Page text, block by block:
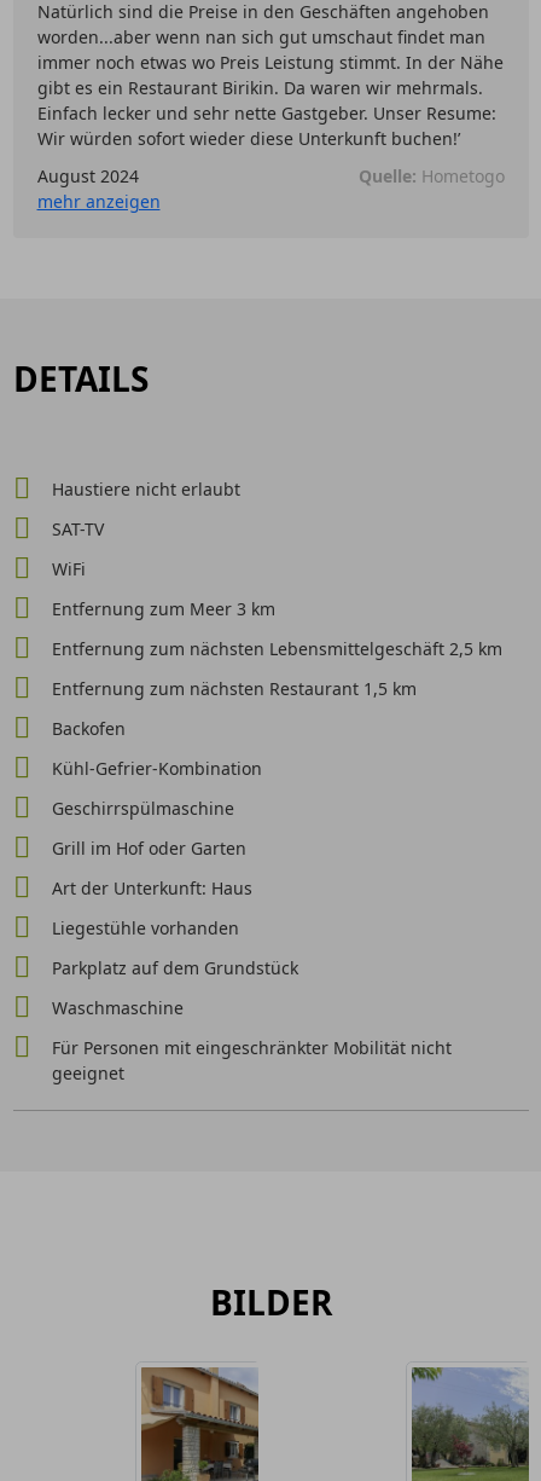
Natürlich sind die Preise in den Geschäften angehoben
worden...aber wenn nan sich gut umschaut findet man
immer noch etwas wo Preis Leistung stimmt. In der Nähe
gibt es ein Restaurant Birikin. Da waren wir mehrmals.
Einfach lecker und sehr nette Gastgeber. Unser Resume:
Wir würden sofort wieder diese Unterkunft buchen!’
August 2024
Quelle: Hometogo
mehr anzeigen
DETAILS
Haustiere nicht erlaubt
SAT-TV
WiFi
Entfernung zum Meer 3 km
Entfernung zum nächsten Lebensmittelgeschäft 2,5 km
Entfernung zum nächsten Restaurant 1,5 km
Backofen
Kühl-Gefrier-Kombination
Geschirrspülmaschine
Grill im Hof oder Garten
Art der Unterkunft: Haus
Liegestühle vorhanden
Parkplatz auf dem Grundstück
Waschmaschine
Für Personen mit eingeschränkter Mobilität nicht
geeignet
BILDER